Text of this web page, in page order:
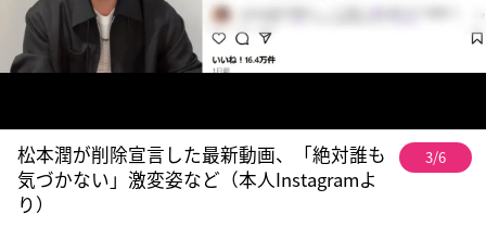
松本潤が削除宣言した最新動画、「絶対誰も
気づかない」激変姿など（本人Instagramよ
り）
3/6